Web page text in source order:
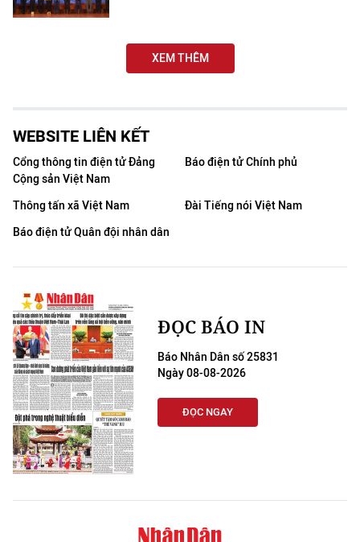
XEM THÊM
WEBSITE LIÊN KẾT
Cổng thông tin điện tử Đảng
Cộng sản Việt Nam
Báo điện tử Chính phủ
Thông tấn xã Việt Nam
Đài Tiếng nói Việt Nam
Báo điện tử Quân đội nhân dân
ĐỌC BÁO IN
Báo Nhân Dân số 25831
Ngày 08-08-2026
ĐỌC NGAY